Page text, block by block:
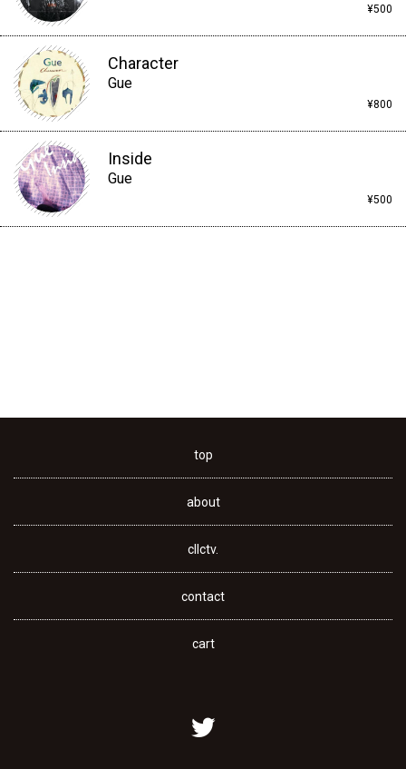
¥500
Character
Gue
¥800
Inside
Gue
¥500
top
about
cllctv.
contact
cart